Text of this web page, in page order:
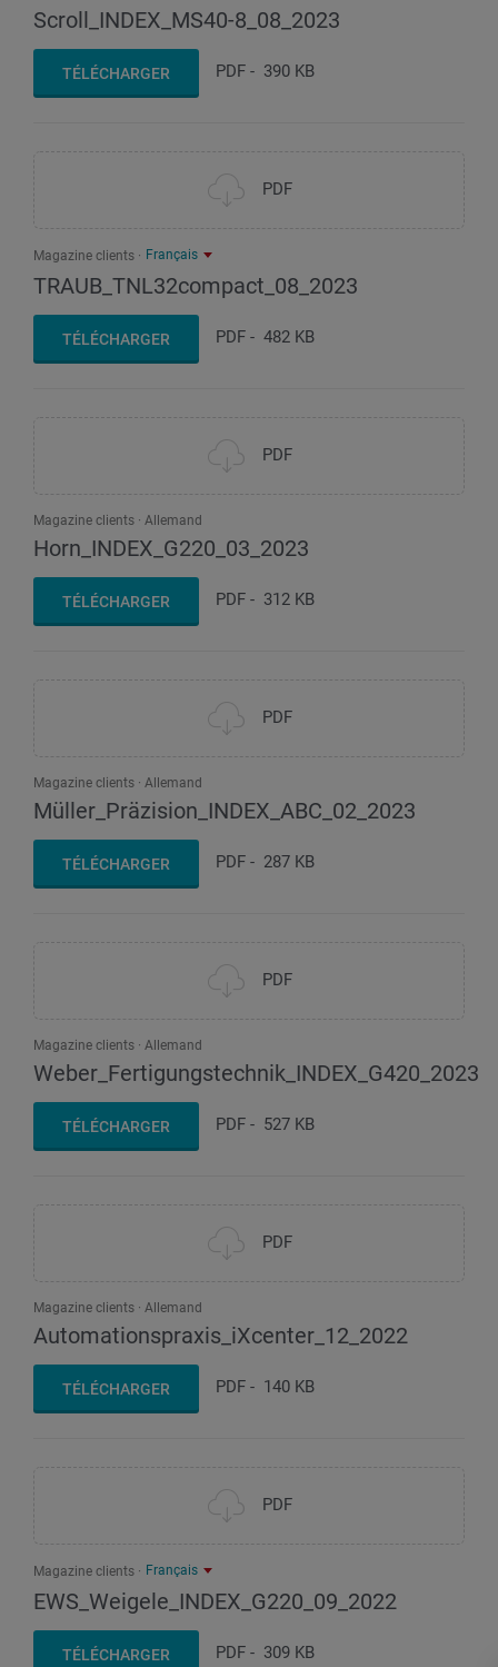
Scroll_INDEX_MS40-8_08_2023
TÉLÉCHARGER PDF - 390 KB
PDF
Magazine clients Français
TRAUB_TNL32compact_08_2023
TÉLÉCHARGER PDF - 482 KB
PDF
Magazine clients Allemand
Horn_INDEX_G220_03_2023
TÉLÉCHARGER PDF - 312 KB
PDF
Magazine clients Allemand
Müller_Präzision_INDEX_ABC_02_2023
TÉLÉCHARGER PDF - 287 KB
PDF
Magazine clients Allemand
Weber_Fertigungstechnik_INDEX_G420_2023
TÉLÉCHARGER PDF - 527 KB
PDF
Magazine clients Allemand
Automationspraxis_iXcenter_12_2022
TÉLÉCHARGER PDF - 140 KB
PDF
Magazine clients Français
EWS_Weigele_INDEX_G220_09_2022
TÉLÉCHARGER PDF - 309 KB